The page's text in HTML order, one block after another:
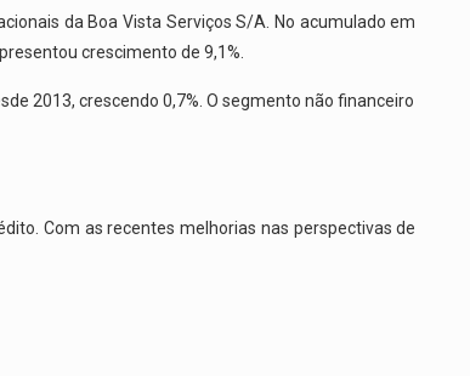
da Boa Vista Serviços S/A. No acumulado em
crescimento de 9,1%.
2013, crescendo 0,7%. O segmento não financeiro
Com as recentes melhorias nas perspectivas de